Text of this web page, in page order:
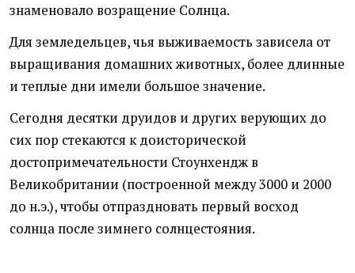
знаменовало возращение Солнца.
Для земледельцев, чья выживаемость зависела от
выращивания домашних животных, более длинные
и теплые дни имели большое значение.
Сегодня десятки друидов и других верующих до
сих пор стекаются к доисторической
достопримечательности Стоунхендж в
Великобритании (построенной между 3000 и 2000
до н.э.), чтобы отпраздновать первый восход
солнца после зимнего солнцестояния.